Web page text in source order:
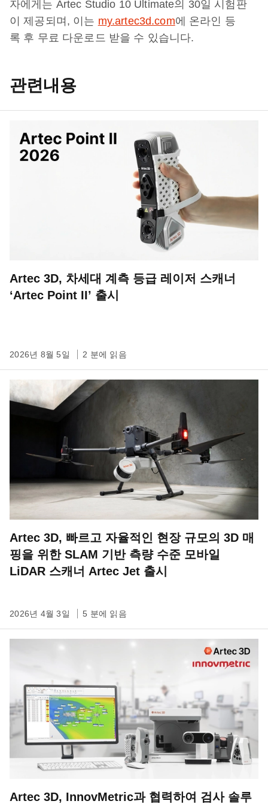
자에게는 Artec Studio 10 Ultimate의 30일 시험판
이 제공되며, 이는 my.artec3d.com에 온라인 등
록 후 무료 다운로드 받을 수 있습니다.
관련내용
Artec 3D, 차세대 계측 등급 레이저 스캐너
‘Artec Point II’ 출시
2026년 8월 5일 2 분에 읽음
Artec 3D, 빠르고 자율적인 현장 규모의 3D 매
핑을 위한 SLAM 기반 측량 수준 모바일
LiDAR 스캐너 Artec Jet 출시
2026년 4월 3일 5 분에 읽음
Artec 3D, InnovMetric과 협력하여 검사 솔루